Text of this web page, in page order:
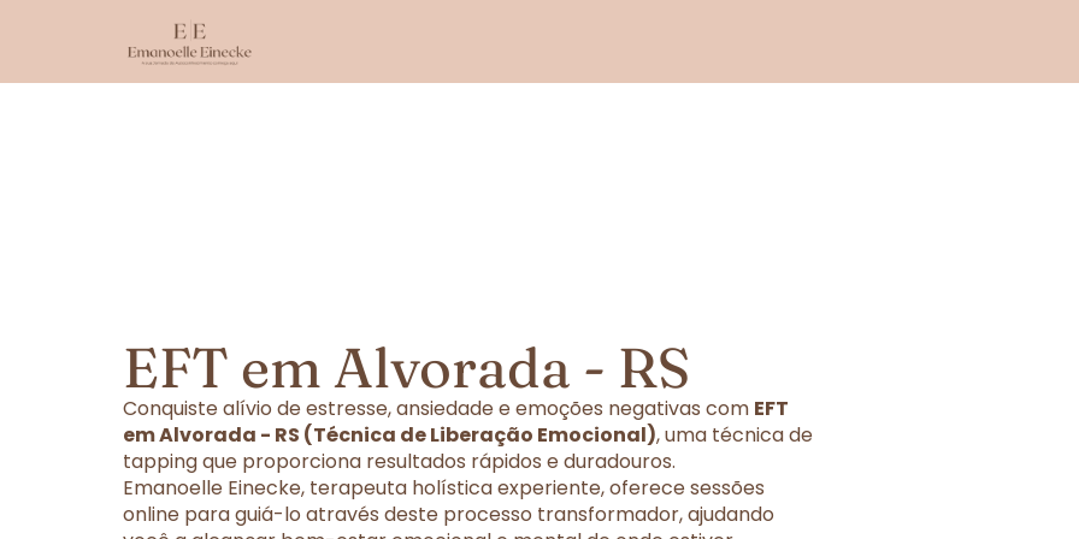
EFT em Alvorada - RS
Conquiste alívio de estresse, ansiedade e emoções negativas com EFT
em Alvorada - RS (Técnica de Liberação Emocional), uma técnica de
tapping que proporciona resultados rápidos e duradouros.
Emanoelle Einecke, terapeuta holística experiente, oferece sessões
online para guiá-lo através deste processo transformador, ajudando